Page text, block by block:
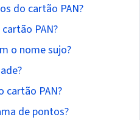
do cartão PAN?
PAN?
o nome sujo?
cartão PAN?
de pontos?